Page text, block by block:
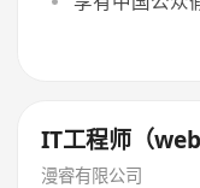
IT工程师（
漫睿有限公司